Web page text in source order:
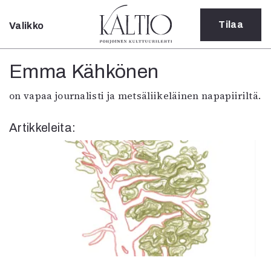
Sulje
Kategoriat
Teatteri
Sarjakuva
Sámegillii
Pääkirjoitus
Paperilehdestä
Oulu2026
Näyttelyt
Musiikki
Levyt
Valikko Tilaa
Emma Kähkönen
on vapaa journalisti ja metsäliikeläinen napapiiriltä.
Artikkeleita: